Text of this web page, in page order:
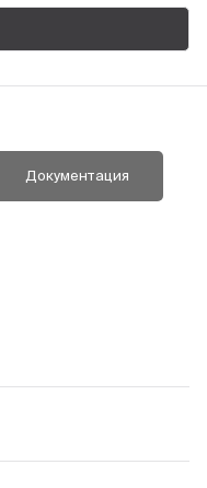
Документация